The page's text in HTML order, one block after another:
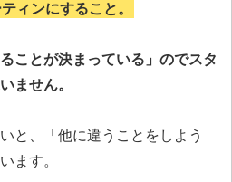
ィンにすること。
ことが決まっている」のでスタ
ません。
と、「他に違うことをしよう
ます。